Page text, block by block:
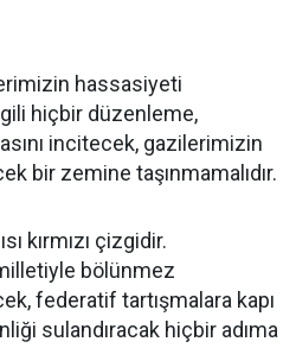
hassasiyeti
hiçbir düzenleme,
incitecek, gazilerimizin
bir zemine taşınmamalıdır.
kırmızı çizgidir.
bölünmez
federatif tartışmalara kapı
sulandıracak hiçbir adıma